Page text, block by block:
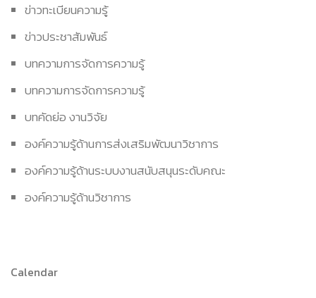
ข่าวทะเบียนความรู้
ข่าวประชาสัมพันธ์
บทความการจัดการความรู้
บทความการจัดการความรู้
บทคัดย่อ งานวิจัย
องค์ความรู้ด้านการส่งเสริมพัฒนาวิชาการ
องค์ความรู้ด้านระบบงานสนับสนุนระดับคณะ
องค์ความรู้ด้านวิชาการ
Calendar